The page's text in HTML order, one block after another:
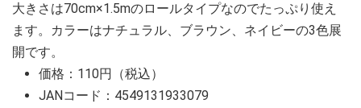
大きさは70cm×1.5mのロールタイプなのでたっぷり使え
ます。カラーはナチュラル、ブラウン、ネイビーの3色展
開です。
価格：110円（税込）
JANコード：4549131933079